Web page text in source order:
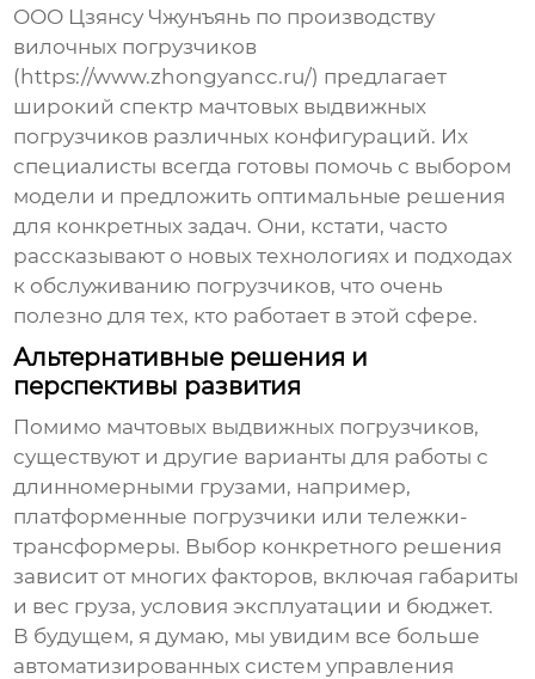
ООО Цзянсу Чжунъянь по производству
вилочных погрузчиков
(https://www.zhongyancc.ru/) предлагает
широкий спектр мачтовых выдвижных
погрузчиков различных конфигураций. Их
специалисты всегда готовы помочь с выбором
модели и предложить оптимальные решения
для конкретных задач. Они, кстати, часто
рассказывают о новых технологиях и подходах
к обслуживанию погрузчиков, что очень
полезно для тех, кто работает в этой сфере.
Альтернативные решения и
перспективы развития
Помимо мачтовых выдвижных погрузчиков,
существуют и другие варианты для работы с
длинномерными грузами, например,
платформенные погрузчики или тележки-
трансформеры. Выбор конкретного решения
зависит от многих факторов, включая габариты
и вес груза, условия эксплуатации и бюджет.
В будущем, я думаю, мы увидим все больше
автоматизированных систем управления